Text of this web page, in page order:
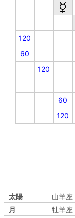
120
60
120
60
120
太陽 山羊座
月
牡羊座